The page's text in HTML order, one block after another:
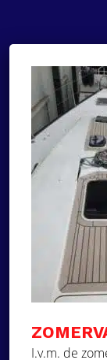
Wilt u een
een
I.v.m. de
Deze
gebruik
Deze website
onze website
alle cookies in
STRIKT